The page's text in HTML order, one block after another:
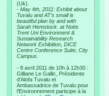
(Uk).
- May 4th, 2011: Exhibit about
Tuvalu and AT’s small is
beautiful plan by and with
Sarah Hemstock. at Notts
Trent Uni Environment &
Sustainability Research
Network Exhibition, DICE
Centre Conference Suite, City
Campus.
- 8 avril 2011 de 10h à 12h30 :
Gilliane Le Gallic, Présidente
d'Alofa Tuvalu et
Ambassadrice de Tuvalu pour
l'Environnement participe à la